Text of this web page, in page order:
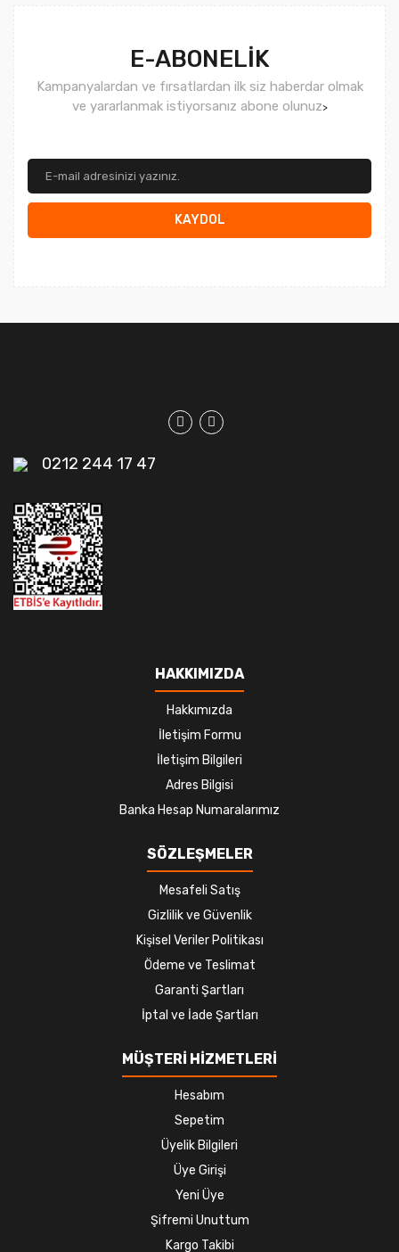
E-ABONELİK
Kampanyalardan ve fırsatlardan ilk siz haberdar olmak
ve yararlanmak istiyorsanız abone olunuz>
KAYDOL
0212 244 17 47
HAKKIMIZDA
Hakkımızda
İletişim Formu
İletişim Bilgileri
Adres Bilgisi
Banka Hesap Numaralarımız
SÖZLEŞMELER
Mesafeli Satış
Gizlilik ve Güvenlik
Kişisel Veriler Politikası
Ödeme ve Teslimat
Garanti Şartları
İptal ve İade Şartları
MÜŞTERİ HİZMETLERİ
Hesabım
Sepetim
Üyelik Bilgileri
Üye Girişi
Yeni Üye
Şifremi Unuttum
Kargo Takibi